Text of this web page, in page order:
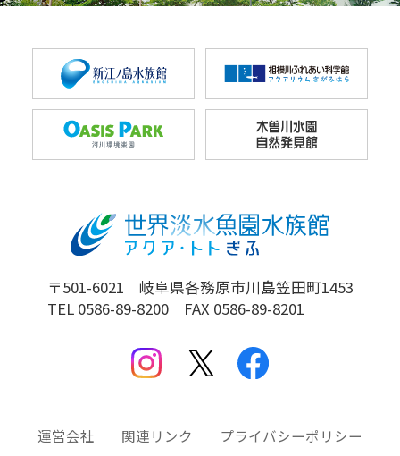
〒501-6021 岐阜県各務原市川島笠田町1453
TEL 0586-89-8200 FAX 0586-89-8201
運営会社 関連リンク プライバシーポリシー